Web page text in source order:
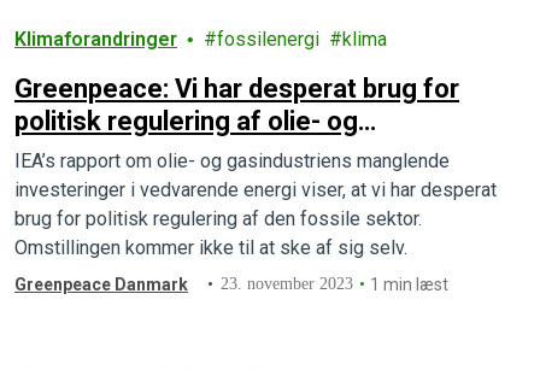
Klimaforandringer fossilenergi klima
Greenpeace: Vi har desperat brug for
politisk regulering af olie- og
gasindustrien
IEA’s rapport om olie- og gasindustriens manglende
investeringer i vedvarende energi viser, at vi har desperat
brug for politisk regulering af den fossile sektor.
Omstillingen kommer ikke til at ske af sig selv.
Greenpeace Danmark 23. november 2023 1 min læst